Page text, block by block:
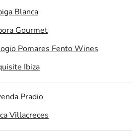
Blanca
Gourmet
Pomares Fento Wines
Ibiza
Pradio
Villacreces